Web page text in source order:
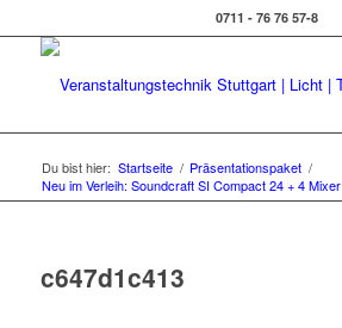
0711 - 76 76 57-8
Du bist hier: Startseite / Präsentationspaket /
Neu im Verleih: Soundcraft SI Compact 24 + 4 Mixer
c647d1c413